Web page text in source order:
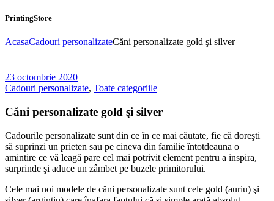
PrintingStore
AcasaCadouri personalizateCăni personalizate gold şi silver
23 octombrie 2020
Cadouri personalizate, Toate categoriile
Căni personalizate gold şi silver
Cadourile personalizate sunt din ce în ce mai căutate, fie că doreşti
să suprinzi un prieten sau pe cineva din familie întotdeauna o
amintire ce vă leagă pare cel mai potrivit element pentru a inspira,
surprinde şi aduce un zâmbet pe buzele primitorului.
Cele mai noi modele de căni personalizate sunt cele gold (auriu) şi